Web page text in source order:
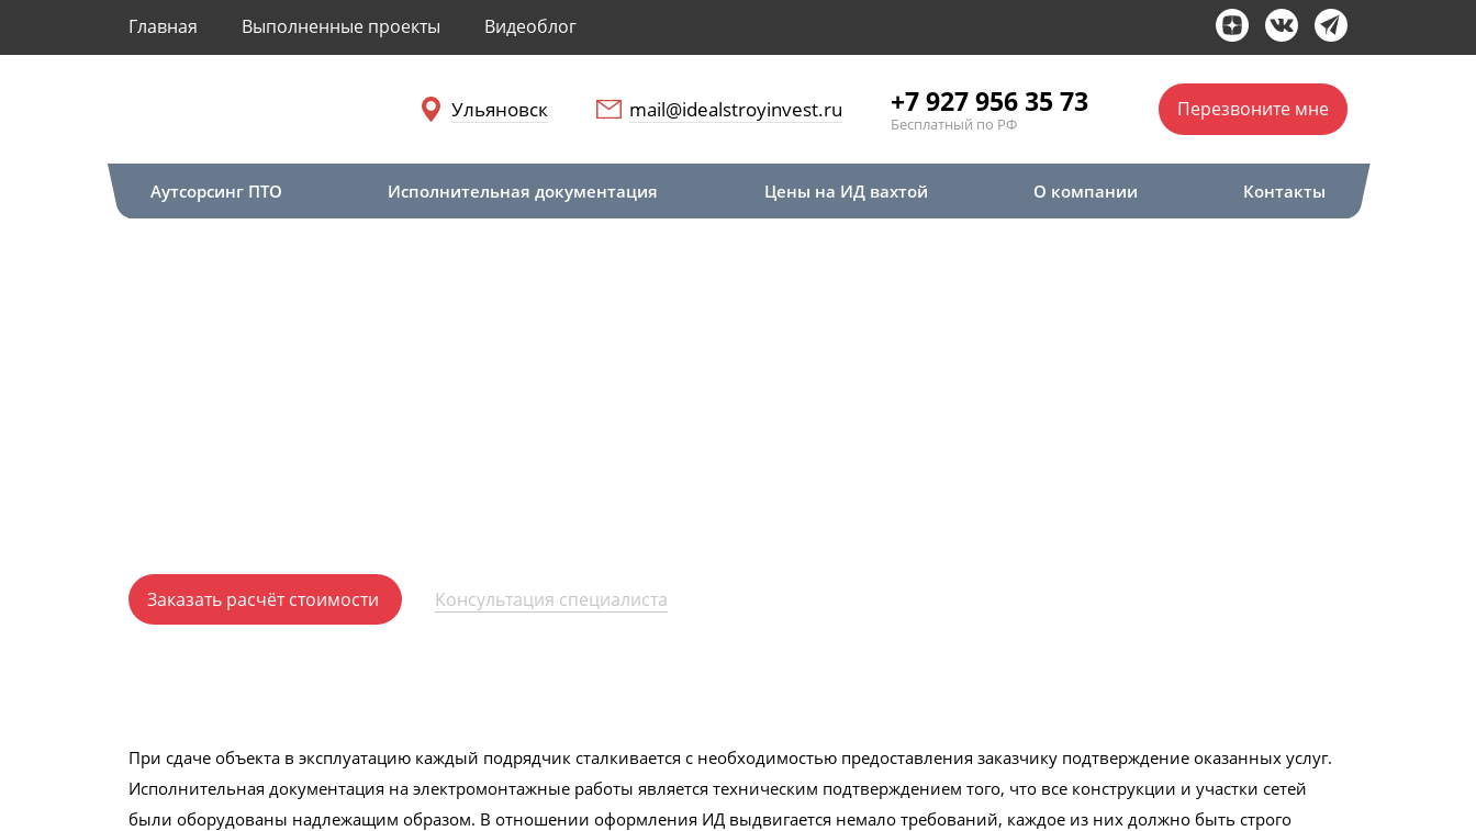
Главная Выполненные проекты Видеоблог
Ульяновск mail@idealstroyinvest.ru +7 927 956 35 73
Бесплатный по РФ
Перезвоните мне
Аутсорсинг ПТО Исполнительная документация Цены на ИД вахтой О компании Контакты
Заказать расчёт стоимости Консультация специалиста
При сдаче объекта в эксплуатацию каждый подрядчик сталкивается с необходимостью предоставления заказчику подтверждение оказанных услуг.
Исполнительная документация на электромонтажные работы является техническим подтверждением того, что все конструкции и участки сетей
были оборудованы надлежащим образом. В отношении оформления ИД выдвигается немало требований, каждое из них должно быть строго